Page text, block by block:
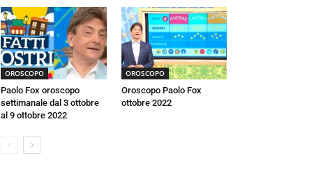
OROSCOPO
Paolo Fox oroscopo
settimanale dal 3 ottobre
al 9 ottobre 2022
OROSCOPO
Oroscopo Paolo Fox
ottobre 2022